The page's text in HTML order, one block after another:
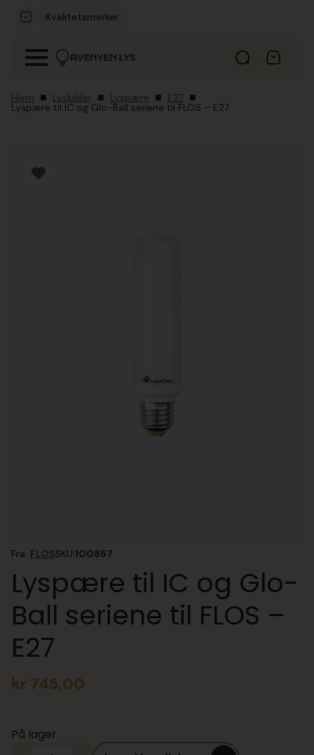
Kvalitetsmerker
Hjem Lyskilder Lyspære E27
Lyspære til IC og Glo-Ball seriene til FLOS – E27
Fra: FLOSSKU:100857
Lyspære til IC og Glo-
Ball seriene til FLOS –
E27
kr 745,00
På lager